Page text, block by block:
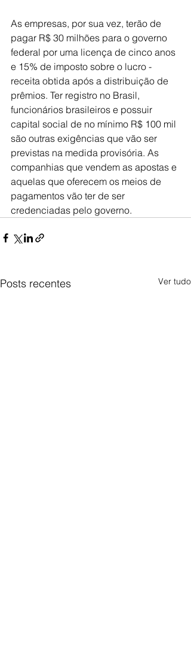
As empresas, por sua vez, terão de
pagar R$ 30 milhões para o governo
federal por uma licença de cinco anos
e 15% de imposto sobre o lucro -
receita obtida após a distribuição de
prêmios. Ter registro no Brasil,
funcionários brasileiros e possuir
capital social de no mínimo R$ 100 mil
são outras exigências que vão ser
previstas na medida provisória. As
companhias que vendem as apostas e
aquelas que oferecem os meios de
pagamentos vão ter de ser
credenciadas pelo governo.
Posts recentes Ver tudo